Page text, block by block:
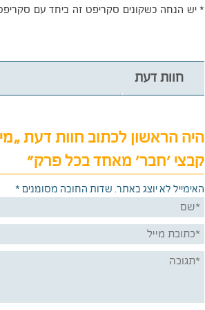
* יש הנחה כשקונים סקריפט זה ביחד עם
חוות דעת
היה הראשון לכתוב חוות דעת
קבצי 'חבר' מאחד בכל פרק”
האימייל לא יוצג באתר. שדות החובה מסומנים *